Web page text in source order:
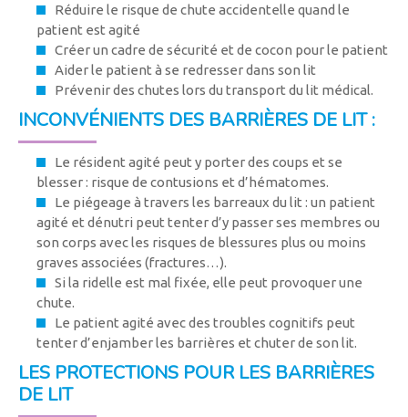
Réduire le risque de chute accidentelle quand le
patient est agité
Créer un cadre de sécurité et de cocon pour le patient
Aider le patient à se redresser dans son lit
Prévenir des chutes lors du transport du lit médical.
INCONVÉNIENTS DES BARRIÈRES DE LIT :
Le résident agité peut y porter des coups et se
blesser : risque de contusions et d’hématomes.
Le piégeage à travers les barreaux du lit : un patient
agité et dénutri peut tenter d’y passer ses membres ou
son corps avec les risques de blessures plus ou moins
graves associées (fractures…).
Si la ridelle est mal fixée, elle peut provoquer une
chute.
Le patient agité avec des troubles cognitifs peut
tenter d’enjamber les barrières et chuter de son lit.
LES PROTECTIONS POUR LES BARRIÈRES
DE LIT